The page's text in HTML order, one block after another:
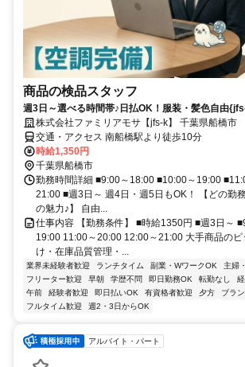
商品の検品スタッフ
週3日～選べる時間帯♪日払OK！服装・髪色自由
株式会社ファミリアモサ【jfs-k】 千葉県船橋市
交通・アクセス 南船橋駅より徒歩10分
時給1,350円
千葉県船橋市
勤務時間詳細 ■9:00～18:00 ■10:00～19:00
21:00 ■週3日～ 週4日・週5日もOK！ 【どの勤
の魅力♪】 自由...
仕事内容 【勤務条件】 ■時給1350円 ■週3日～
19:00 11:00～20:00 12:00～21:00 大手商品の
け・在庫品質管理・...
業界未経験者歓迎 ランチタイム 副業・WワークOK
主婦
フリーター歓迎
早朝 学歴不問 即日勤務OK 転勤なし
午前
経験者歓迎 即日払いOK 有資格者歓迎 夕方 ブラ
フルタイム歓迎
週2・3日からOK
アルバイト・パート